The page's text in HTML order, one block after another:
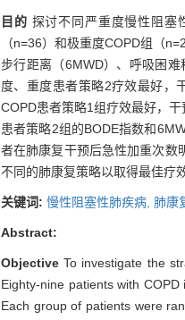
目的 探讨不同严重度慢性阻塞
（n=36）和极重度COPD组（
步行距离（6MWD）、呼吸困
度、重度患者策略2疗效最好，
COPD患者策略1组疗效最好，
患者策略2组的BODE指数和
者在肺康复干预后急性加重次数
不同的肺康复策略以取得最佳疗效
关键词: 慢性阻塞性肺疾病, 肺康
Abstract:
ObjectiveTo investigate the
Eighty-nine patients with
Each group of patients were